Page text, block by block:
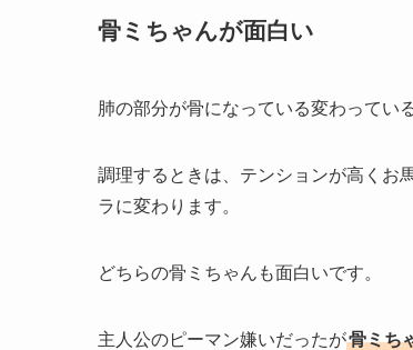
骨ミちゃんが面白い
肺の部分が骨になっている変わってい
調理するときは、テンションが高くお
ラに変わります。
どちらの骨ミちゃんも面白いです。
主人公のピーマン嫌いだったが骨ミち